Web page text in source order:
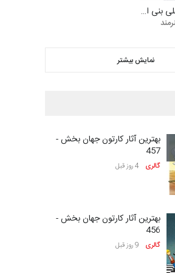
مهلت 25 روز دیگر
مهلت 25 روز دیگر
مهلت 27 روز دیگر
بنی ا…
نمایش بیشتر
بهترین آثار کارتون جهان بخش -
457
گالری 4 روز قبل
بهترین آثار کارتون جهان بخش -
456
گالری 9 روز قبل